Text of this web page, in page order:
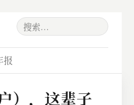
报
），这辈子